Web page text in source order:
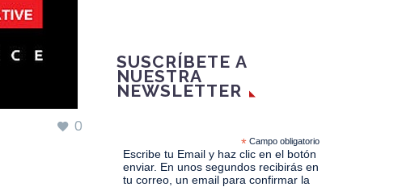
0
SUSCRÍBETE A
NUESTRA
NEWSLETTER
*Campo obligatorio
Escribe tu Email y haz clic en el botón
enviar. En unos segundos recibirás en
tu correo, un email para confirmar la